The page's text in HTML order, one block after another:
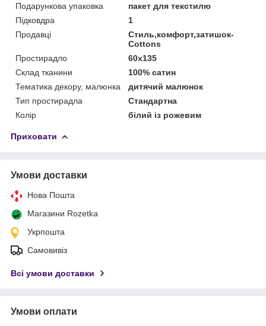
Подарункова упаковка
пакет для текстилю
Підковдра
1
Продавці
Стиль,комфорт,затишок-
Cottons
Простирадло
60х135
Склад тканини
100% сатин
Тематика декору, малюнка
дитячий малюнок
Тип простирадла
Стандартна
Колір
білий із рожевим
Приховати
Умови доставки
Нова Пошта
Магазини Rozetka
Укрпошта
Самовивіз
Всі умови доставки
Умови оплати